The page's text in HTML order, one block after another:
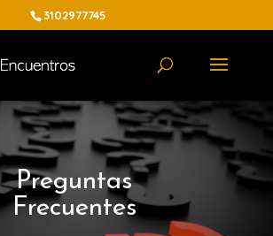
3102977745
Preguntas
Frecuentes